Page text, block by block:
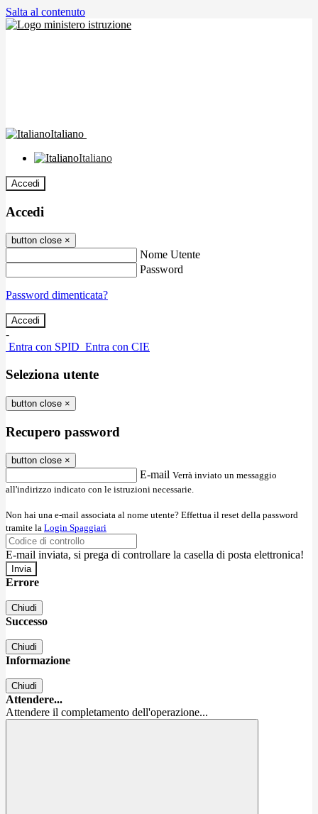
Salta al contenuto
Italiano
Italiano
Accedi
Accedi
button close ×
Nome Utente
Password
Password dimenticata?
-
Entra con SPID Entra con CIE
Seleziona utente
button close ×
Recupero password
button close ×
E-mail Verrà inviato un messaggio
all'indirizzo indicato con le istruzioni necessarie.
Non hai una e-mail associata al nome utente? Effettua il reset della password
tramite la Login Spaggiari
E-mail inviata, si prega di controllare la casella di posta elettronica!
Errore
Chiudi
Successo
Chiudi
Informazione
Chiudi
Attendere...
Attendere il completamento dell'operazione...